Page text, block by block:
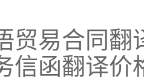
贸易合同翻
信函翻译价